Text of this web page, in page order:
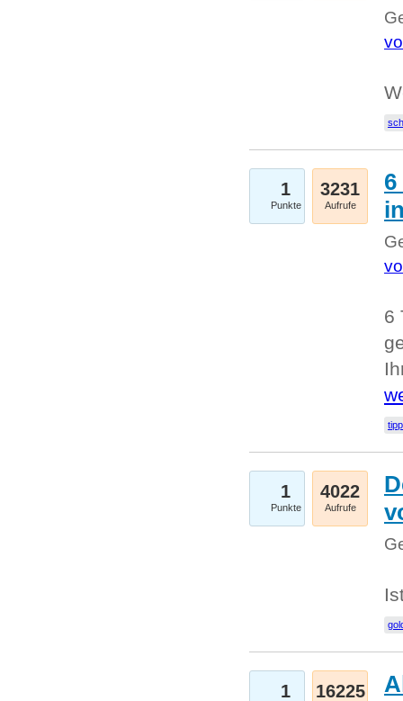
1
Punkte
3231
Aufrufe
6
1
Punkte
4022
Aufrufe
1 16225